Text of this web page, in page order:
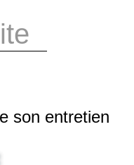
son entretien